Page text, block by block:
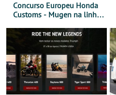
Concurso Europeu Honda
Customs - Mugen na linha
ganhar